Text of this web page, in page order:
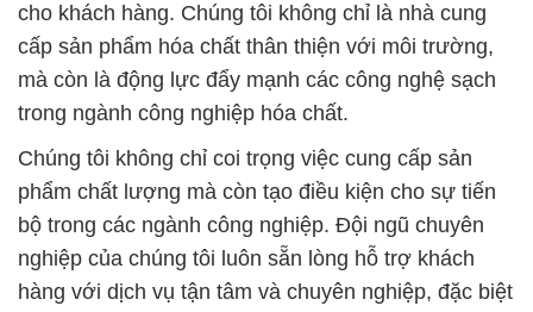
cho khách hàng. Chúng tôi không chỉ là nhà cung
cấp sản phẩm hóa chất thân thiện với môi trường,
mà còn là động lực đẩy mạnh các công nghệ sạch
trong ngành công nghiệp hóa chất.
Chúng tôi không chỉ coi trọng việc cung cấp sản
phẩm chất lượng mà còn tạo điều kiện cho sự tiến
bộ trong các ngành công nghiệp. Đội ngũ chuyên
nghiệp của chúng tôi luôn sẵn lòng hỗ trợ khách
hàng với dịch vụ tận tâm và chuyên nghiệp, đặc biệt